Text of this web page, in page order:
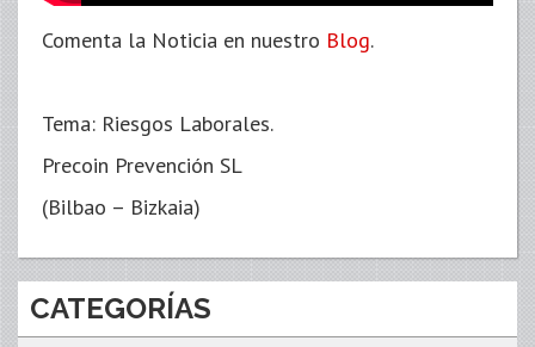
Comenta la Noticia en nuestro Blog.
Tema: Riesgos Laborales.
Precoin Prevención SL
(Bilbao – Bizkaia)
CATEGORÍAS